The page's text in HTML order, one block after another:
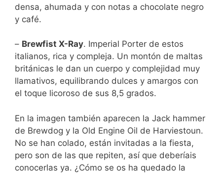
densa, ahumada y con notas a chocolate negro
y café.
– Brewfist X-Ray. Imperial Porter de estos
italianos, rica y compleja. Un montón de maltas
británicas le dan un cuerpo y complejidad muy
llamativos, equilibrando dulces y amargos con
el toque licoroso de sus 8,5 grados.
En la imagen también aparecen la Jack hammer
de Brewdog y la Old Engine Oil de Harviestoun.
No se han colado, están invitadas a la fiesta,
pero son de las que repiten, así que deberíais
conocerlas ya. ¿Cómo se os ha quedado la